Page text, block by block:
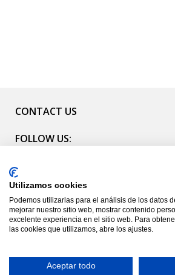
CONTACT US
FOLLOW US:
CATALOG
INFORMATION
NEWSLETTER
© 2022 Glory Bags S.L. Todos Los
Utilizamos cookies
Podemos utilizarlas para el análisis de los datos
mejorar nuestro sitio web, mostrar contenido
excelente experiencia en el sitio web. Para
las cookies que utilizamos, abre los ajustes.
Aceptar todo